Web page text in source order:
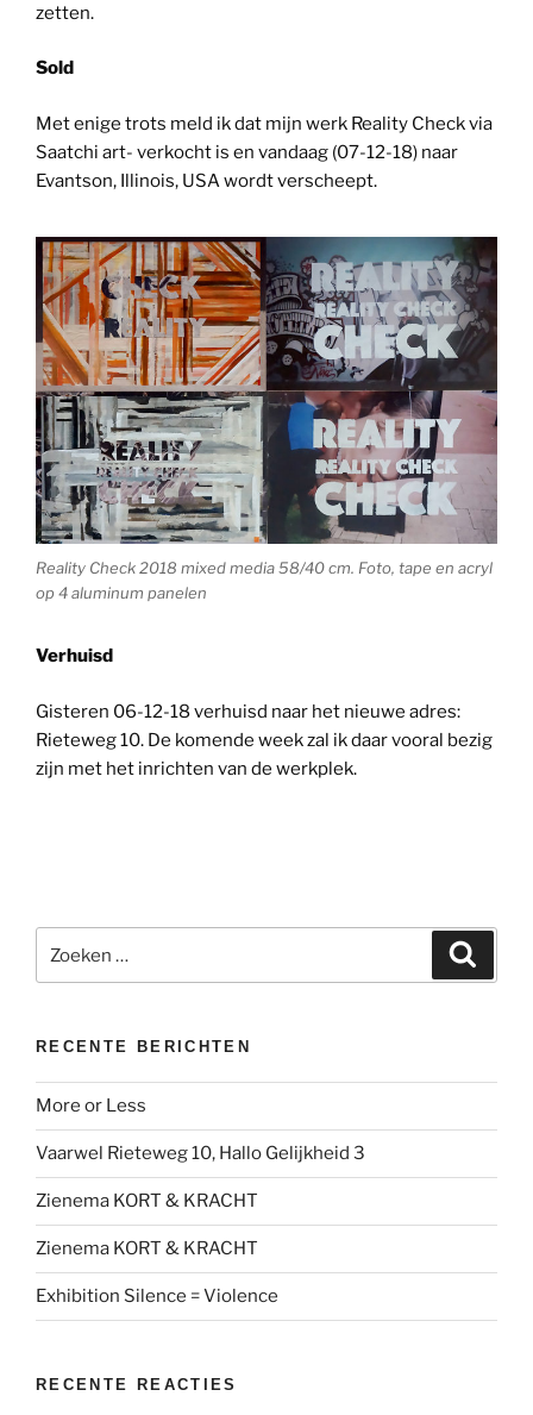
zetten.
Sold
Met enige trots meld ik dat mijn werk Reality Check via
Saatchi art- verkocht is en vandaag (07-12-18) naar
Evantson, Illinois, USA wordt verscheept.
Reality Check 2018 mixed media 58/40 cm. Foto, tape en acryl
op 4 aluminum panelen
Verhuisd
Gisteren 06-12-18 verhuisd naar het nieuwe adres:
Rieteweg 10. De komende week zal ik daar vooral bezig
zijn met het inrichten van de werkplek.
naar:
RECENTE BERICHTEN
More or Less
Vaarwel Rieteweg 10, Hallo Gelijkheid 3
Zienema KORT & KRACHT
Zienema KORT & KRACHT
Exhibition Silence = Violence
RECENTE REACTIES